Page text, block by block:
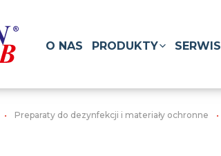
O NAS PRODUKTY SERWIS
Preparaty do dezynfekcji i materiały ochronne